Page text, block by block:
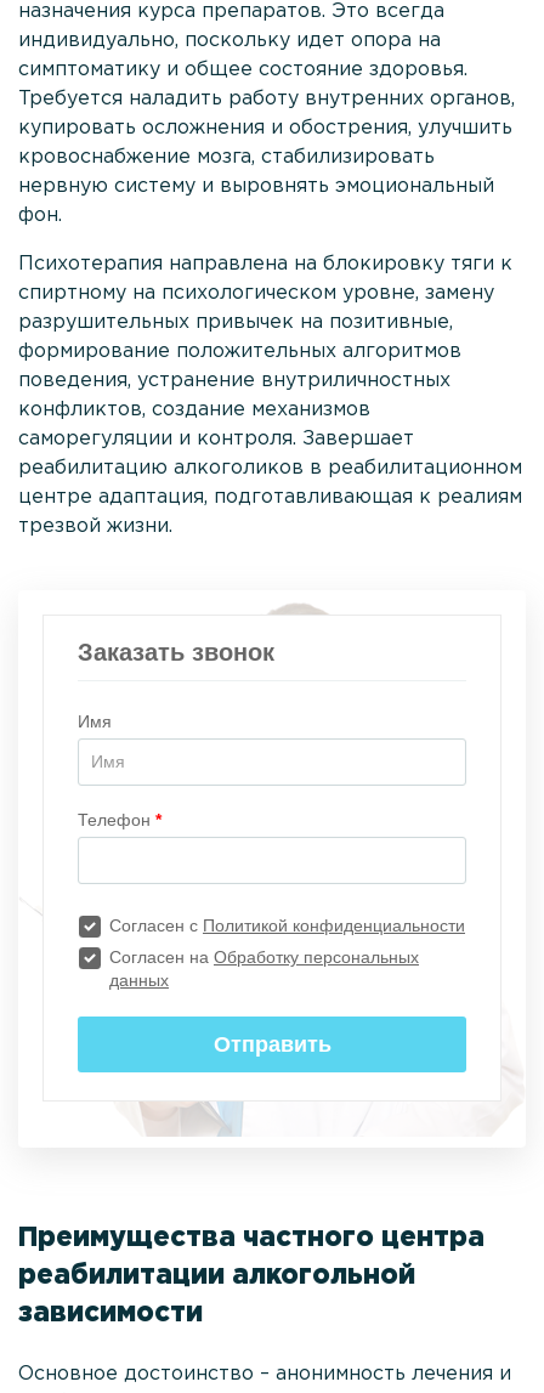
Проконсультироваться
назначения курса препаратов. Это всегда
индивидуально, поскольку идет опора на
симптоматику и общее состояние здоровья.
Требуется наладить работу внутренних органов,
купировать осложнения и обострения, улучшить
кровоснабжение мозга, стабилизировать
нервную систему и выровнять эмоциональный
фон.
Психотерапия направлена на блокировку тяги к
спиртному на психологическом уровне, замену
разрушительных привычек на позитивные,
формирование положительных алгоритмов
поведения, устранение внутриличностных
конфликтов, создание механизмов
саморегуляции и контроля. Завершает
реабилитацию алкоголиков в реабилитационном
центре адаптация, подготавливающая к реалиям
трезвой жизни.
Преимущества частного центра
реабилитации алкогольной
зависимости
Основное достоинство – анонимность лечения и